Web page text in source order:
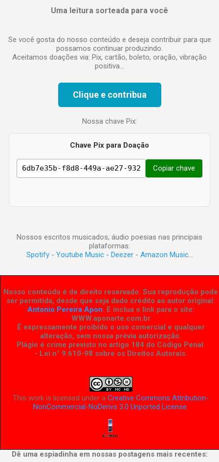
Uma leitura sorteada para você
Se você gosta do nosso conteúdo e deseja contribuir para que
possamos continuar produzindo.
Aceitamos doações via: Pix, cartão, boleto, oração, vibração
positiva...
Clique e contribua
Nossa chave Pix:
Chave Pix para Doação
Copiar chave
Nossos escritos musicados, áudio poesias nas principais
plataformas:
Spotify- Youtube Music- Deezer- Amazon Music...
Nosso conteúdo é de direito reservado. Sua reprodução pode
ser permitida, desde que seja dado crédito ao autor original:
Antonio Pereira Apon. E inclua o link para o site:
WWW.aponarte.com.br
É expressamente proibido o uso comercial e qualquer
alteração, sem nossa prévia autorização.
Plágio é crime previsto no artigo 184 do Código Penal.
- Lei n° 9.610-98 sobre os Direitos Autorais.
This work is licensed under aCreative Commons Attribution-
NonCommercial-NoDerivs 3.0 Unported License.
Dê uma espiadinha em nossas postagens mais recentes: